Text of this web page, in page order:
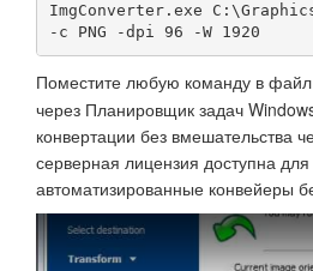
ImgConverter.exe
-c PNG -dpi 96 -W 1920
Поместите любую команду в файл
через Планировщик задач
конвертации без вмешательства
серверная лицензия доступна
автоматизированные конвейеры